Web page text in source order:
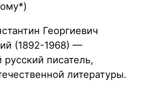
Георгиевич
(1892-1968) —
русский писатель,
литературы.